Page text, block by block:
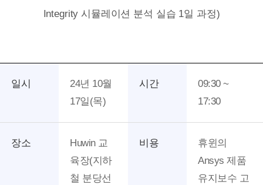
Integrity 시뮬레이션 분석 실습 1일 과정)
일시
24년 10월
17일(목)
시간
09:30 ~
17:30
장소
Huwin 교
육장(지하
철 분당선
비용
휴윈의
Ansys 제품
유지보수 고